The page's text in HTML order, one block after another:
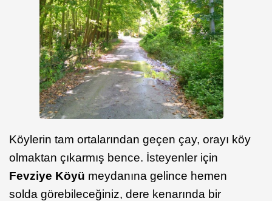
Köylerin tam ortalarından geçen çay, orayı köy
olmaktan çıkarmış bence. İsteyenler için
Fevziye Köyü meydanına gelince hemen
solda görebileceğiniz, dere kenarında bir